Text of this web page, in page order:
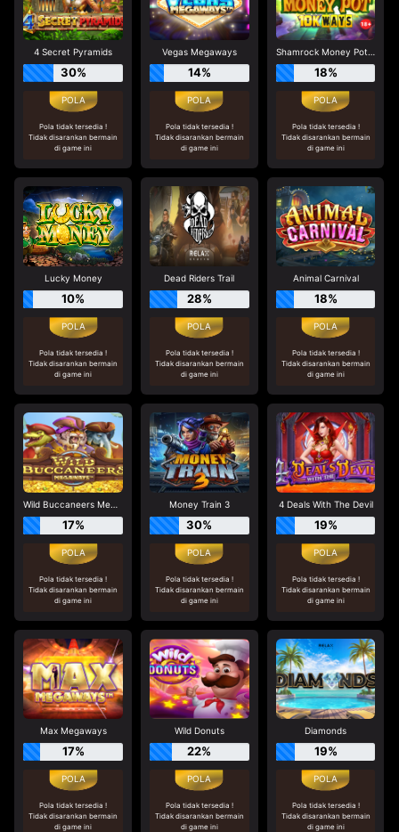
4 Secret Pyramids
30%
Pola tidak tersedia !
Tidak disarankan bermain
di game ini
Vegas Megaways
14%
Pola tidak tersedia !
Tidak disarankan bermain
di game ini
Shamrock Money Pot 10K Ways
18%
Pola tidak tersedia !
Tidak disarankan bermain
di game ini
Lucky Money
10%
Pola tidak tersedia !
Tidak disarankan bermain
di game ini
Dead Riders Trail
28%
Pola tidak tersedia !
Tidak disarankan bermain
di game ini
Animal Carnival
18%
Pola tidak tersedia !
Tidak disarankan bermain
di game ini
Wild Buccaneers Megaways
17%
Pola tidak tersedia !
Tidak disarankan bermain
di game ini
Money Train 3
30%
Pola tidak tersedia !
Tidak disarankan bermain
di game ini
4 Deals With The Devil
19%
Pola tidak tersedia !
Tidak disarankan bermain
di game ini
Max Megaways
17%
Pola tidak tersedia !
Tidak disarankan bermain
di game ini
Wild Donuts
22%
Pola tidak tersedia !
Tidak disarankan bermain
di game ini
Diamonds
19%
Pola tidak tersedia !
Tidak disarankan bermain
di game ini